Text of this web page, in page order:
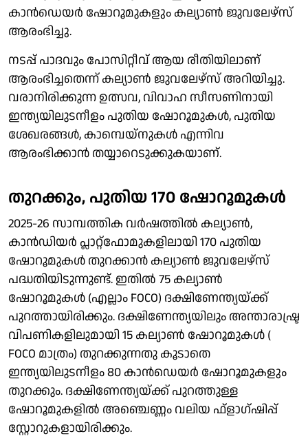
കാന്‍ഡെയര്‍ ഷോറൂമുകളും കല്യാണ്‍ ജുവലേഴ്‌സ്
ആരംഭിച്ചു.
നടപ്പ് പാദവും പോസിറ്റീവ് ആയ രീതിയിലാണ്
ആരംഭിച്ചതെന്ന് കല്യാണ്‍ ജുവലേഴ്സ് അറിയിച്ചു.
വരാനിരിക്കുന്ന ഉത്സവ, വിവാഹ സീസണിനായി
ഇന്ത്യയിലുടനീളം പുതിയ ഷോറൂമുകള്‍, പുതിയ
ശേഖരങ്ങള്‍, കാമ്പെയ്നുകള്‍ എന്നിവ
ആരംഭിക്കാന്‍ തയ്യാറെടുക്കുകയാണ്.
തുറക്കും, പുതിയ 170 ഷോറൂമുകള്‍
2025-26 സാമ്പത്തിക വര്‍ഷത്തില്‍ കല്യാണ്‍,
കാന്‍ഡിയര്‍ പ്ലാറ്റ്‌ഫോമുകളിലായി 170 പുതിയ
ഷോറൂമുകള്‍ തുറക്കാന്‍ കല്യാണ്‍ ജുവലേഴ്സ്
പദ്ധതിയിടുന്നുണ്ട്. ഇതില്‍ 75 കല്യാണ്‍
ഷോറൂമുകള്‍ (എല്ലാം FOCO) ദക്ഷിണേന്ത്യയ്ക്ക്
പുറത്തായിരിക്കും. ദക്ഷിണേന്ത്യയിലും അന്താരാഷ്ട്ര
വിപണികളിലുമായി 15 കല്യാണ്‍ ഷോറൂമുകള്‍ (
FOCO മാത്രം) തുറക്കുന്നതു കൂടാതെ
ഇന്ത്യയിലുടനീളം 80 കാന്‍ഡെയര്‍ ഷോറൂമുകളും
തുറക്കും. ദക്ഷിണേന്ത്യയ്ക്ക് പുറത്തുള്ള
ഷോറൂമുകളില്‍ അഞ്ചെണ്ണം വലിയ ഫ്‌ളാഗ്ഷിപ്പ്
സ്റ്റോറുകളായിരിക്കും.